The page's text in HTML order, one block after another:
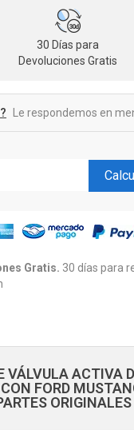
30 Días para
Devoluciones Gratis
Le respondemos en
Gratis. 30 días para
VÁLVULA ACTIVA
FORD
ORIGINALES